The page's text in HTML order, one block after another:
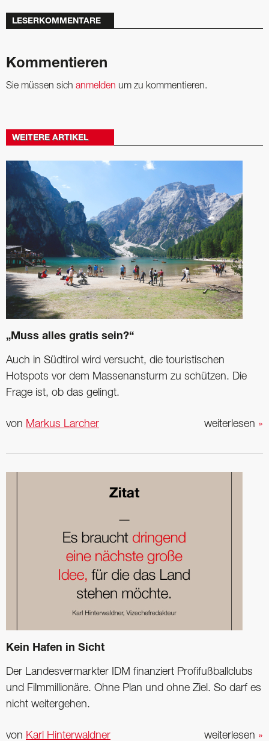
LESERKOMMENTARE
Kommentieren
Sie müssen sich anmelden um zu kommentieren.
WEITERE ARTIKEL
„Muss alles gratis sein?“
Auch in Südtirol wird versucht, die touristischen
Hotspots ­vor dem Massenansturm zu schützen. Die
Frage ist, ob das gelingt.
weiterlesen »
von Markus Larcher
Kein Hafen in Sicht
Der Landesvermarkter IDM finanziert Profifußballclubs
und Filmmillionäre. Ohne Plan und ohne Ziel. So darf es
nicht weitergehen.
weiterlesen »
von Karl Hinterwaldner